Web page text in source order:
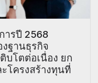
ารปี 2568
ฐานธุรกิจ
บโตต่อเนื่อง ยก
โครงสร้างทุนที่